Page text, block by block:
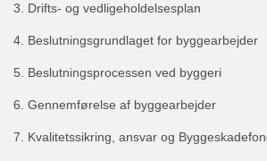
3. Drifts- og vedligeholdelsesplan
4. Beslutningsgrundlaget for byggearbejder
5. Beslutningsprocessen ved byggeri
6. Gennemførelse af byggearbejder
7. Kvalitetssikring, ansvar og